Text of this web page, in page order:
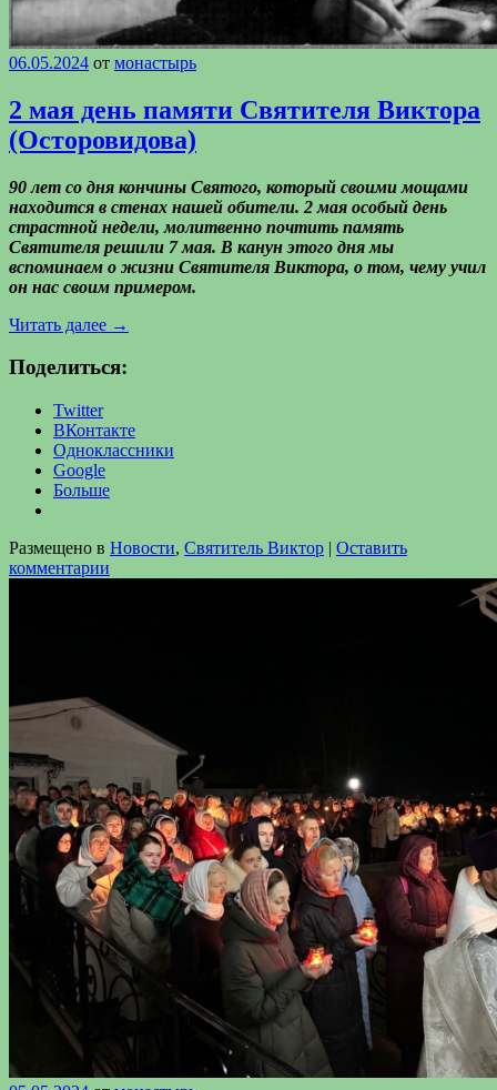
06.05.2024 от монастырь
2 мая день памяти Святителя Виктора
(Осторовидова)
90 лет со дня кончины Святого, который своими мощами
находится в стенах нашей обители. 2 мая особый день
страстной недели, молитвенно почтить память
Святителя решили 7 мая. В канун этого дня мы
вспоминаем о жизни Святителя Виктора, о том, чему учил
он нас своим примером.
Читать далее →
Поделиться:
Twitter
ВКонтакте
Одноклассники
Google
Больше
Размещено в Новости, Святитель Виктор | Оставить
комментарии